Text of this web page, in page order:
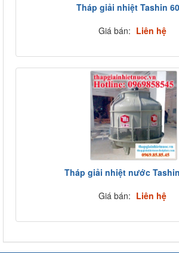
Tháp giải nhiệt Tashin
Giá bán: Liên hệ
Tháp giải nhiệt nước
Giá bán: Liên hệ